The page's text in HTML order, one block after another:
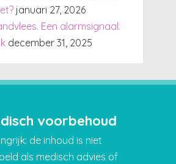
januari 27, 2026
Een alarmsignaal.
december 31, 2025
voorbehoud
de inhoud is niet
als medisch advies of